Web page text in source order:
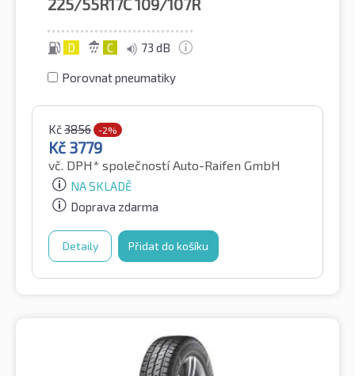
225/55R17C109/107R
D C 73 dB
Porovnat pneumatiky
Kč3856 -2%
Kč 3779
vč. DPH* společností Auto-Raifen GmbH
NA SKLADĚ
Doprava zdarma
Detaily Přidat do košíku